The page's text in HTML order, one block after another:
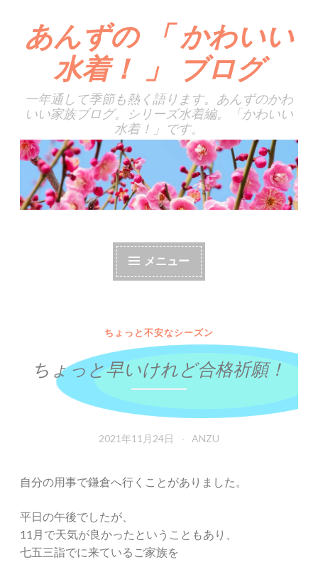
ン
ツ
へ
キ
あんずの 「 かわいい
水着！ 」 ブログ
一年通して季節も熱く語ります。あんずのかわ
いい家族ブログ。シリーズ水着編。「かわいい
水着！」です。
メニュー
ちょっと不安なシーズン
ちょっと早いけれど合格祈願！
2021年11月24日 ANZU
自分の用事で鎌倉へ行くことがありました。
平日の午後でしたが、
11月で天気が良かったということもあり、
七五三詣でに来ているご家族を